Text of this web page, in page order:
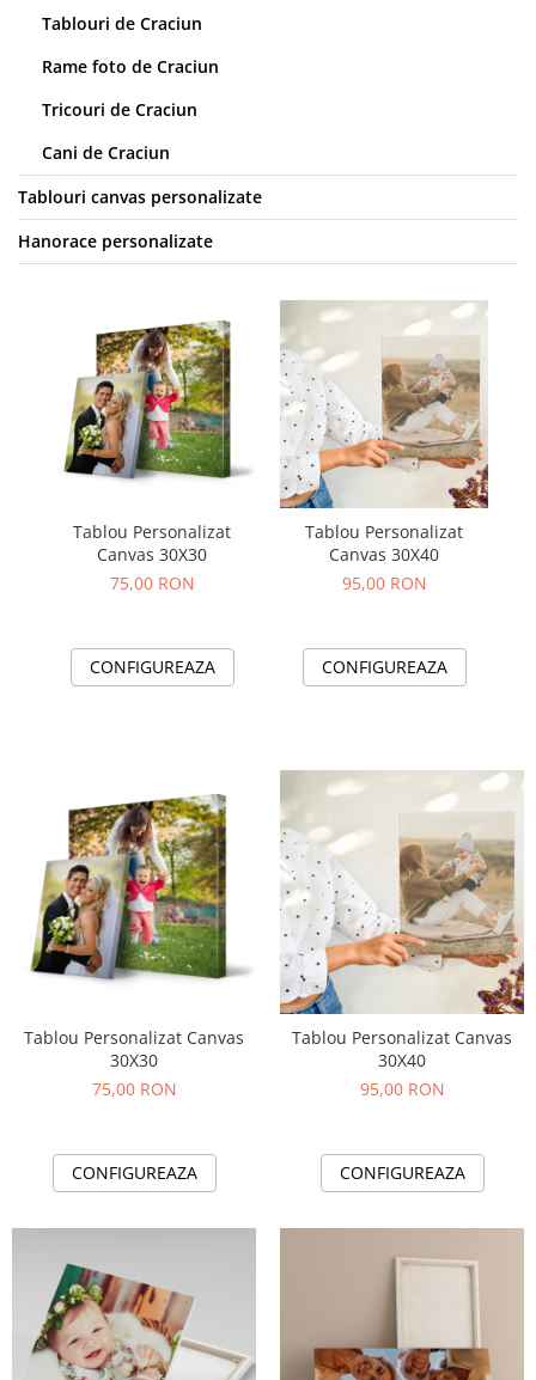
Tablouri de Craciun
Rame foto de Craciun
Tricouri de Craciun
Cani de Craciun
Tablouri canvas personalizate
Hanorace personalizate
Tablou Personalizat
Canvas 30X30
75,00 RON
CONFIGUREAZA
Tablou Personalizat
Canvas 30X40
95,00 RON
CONFIGUREAZA
Tablou Personalizat Canvas
30X30
75,00 RON
CONFIGUREAZA
Tablou Personalizat Canvas
30X40
95,00 RON
CONFIGUREAZA